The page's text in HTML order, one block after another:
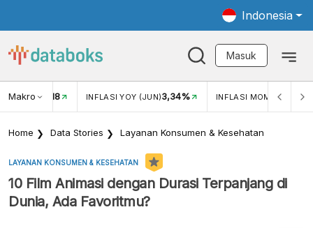
Indonesia
Masuk
Makro
USD/IDR 18 INFLASI YOY (JUN)3,34% INFLASI MOM (MEI)
Home Data Stories Layanan Konsumen & Kesehatan
LAYANAN KONSUMEN & KESEHATAN
10 Film Animasi dengan Durasi Terpanjang di
Dunia, Ada Favoritmu?